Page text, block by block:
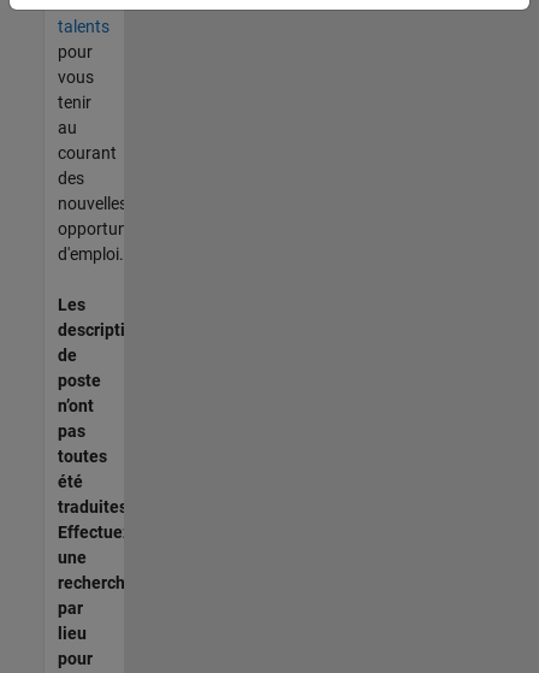
talents
pour
vous
tenir
au
courant
des
nouvelles
opportunités
d'emploi.
Les
descriptions
de
poste
n’ont
pas
toutes
été
traduites.
Effectuez
une
recherche
par
lieu
pour